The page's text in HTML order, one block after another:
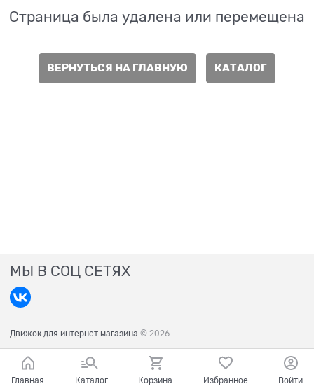
Страница была удалена или перемещена
ВЕРНУТЬСЯ НА ГЛАВНУЮ КАТАЛОГ
МЫ В СОЦ СЕТЯХ
Движок для интернет магазина © 2026
Главная Каталог Корзина Избранное Войти